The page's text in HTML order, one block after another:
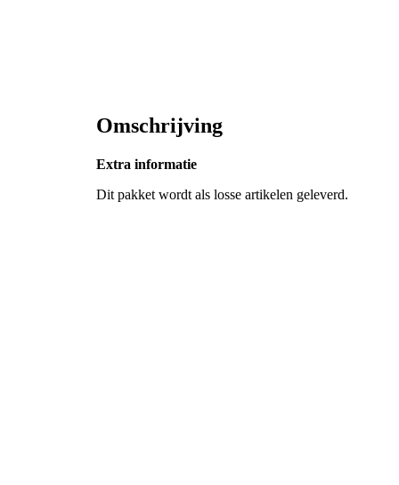
Omschrijving
Extra informatie
Dit pakket wordt als losse artikelen geleverd.